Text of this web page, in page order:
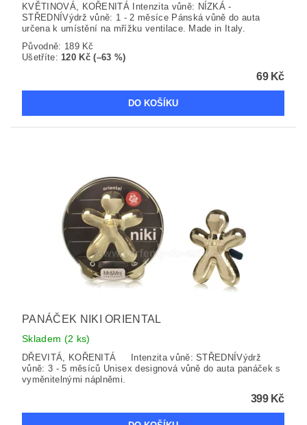
KVĚTINOVÁ, KOŘENITÁ Intenzita vůně: NÍZKÁ -
STŘEDNÍVýdrž vůně: 1 - 2 měsíce Pánská vůně do auta
určena k umístění na mřížku ventilace. Made in Italy.
Původně: 189 Kč
Ušetříte:120 Kč (–63 %)
69 Kč
PANÁČEK NIKI ORIENTAL
Skladem (2 ks)
DŘEVITÁ, KOŘENITÁ Intenzita vůně: STŘEDNÍVýdrž
vůně: 3 - 5 měsíců Unisex designová vůně do auta panáček s
vyměnitelnými náplněmi.
399 Kč